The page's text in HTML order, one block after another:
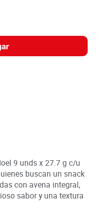
9 unds x 27.7 g c/u
buscan un snack
con avena integral,
sabor y una textura